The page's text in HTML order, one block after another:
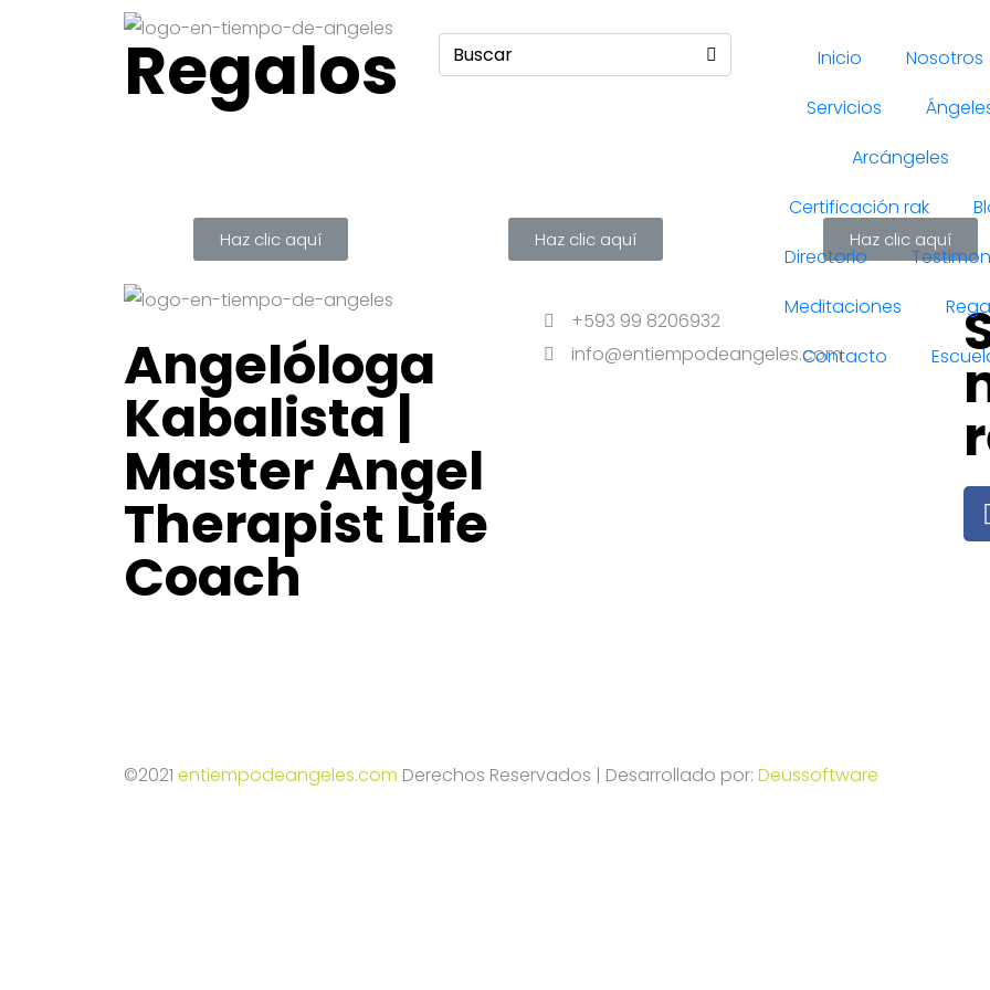
Inicio
Nosotros
Servicios
Arcángeles
Certificación rak
Directorio
Meditaciones
Contacto
Regalos
Haz clic aquí Haz clic aquí Haz clic aquí
Angelóloga
Kabalista |
Master Angel
Therapist Life
Coach
+593 99 8206932
info@entiempodeangeles.com
©2021 entiempodeangeles.com Derechos Reservados | Desarrollado por: Deussoftware